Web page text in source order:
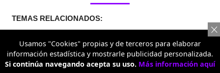
TEMAS RELACIONADOS:
Usamos "Cookies" propias y de terceros para elaborar
información estadística y mostrarle publicidad personalizada.
Si continúa navegando acepta su uso. Más información aquí